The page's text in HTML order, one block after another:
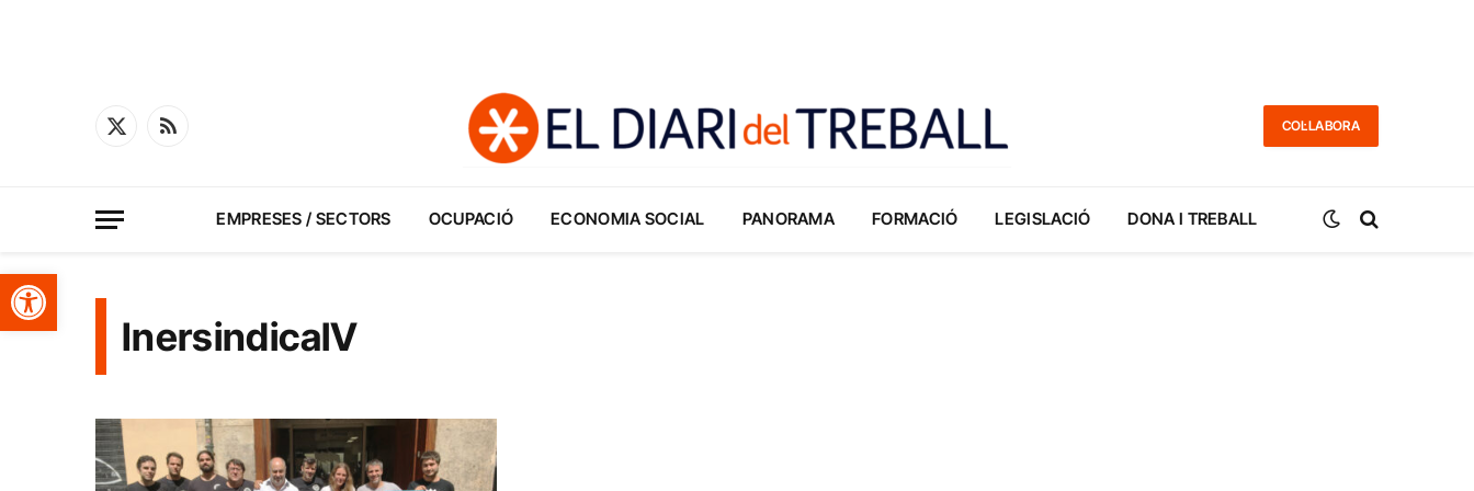
Obre la barra d'eines
X
RSS
COL·LABORA
EMPRESES / SECTORS OCUPACIÓ ECONOMIA SOCIAL PANORAMA FORMACIÓ LEGISLACIÓ DONA I TREBALL
InersindicalV